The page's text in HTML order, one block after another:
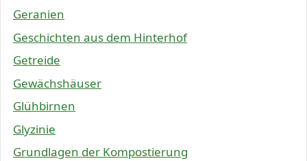
Geranien
Geschichten aus dem Hinterhof
Getreide
Gewächshäuser
Glühbirnen
Glyzinie
Grundlagen der Kompostierung